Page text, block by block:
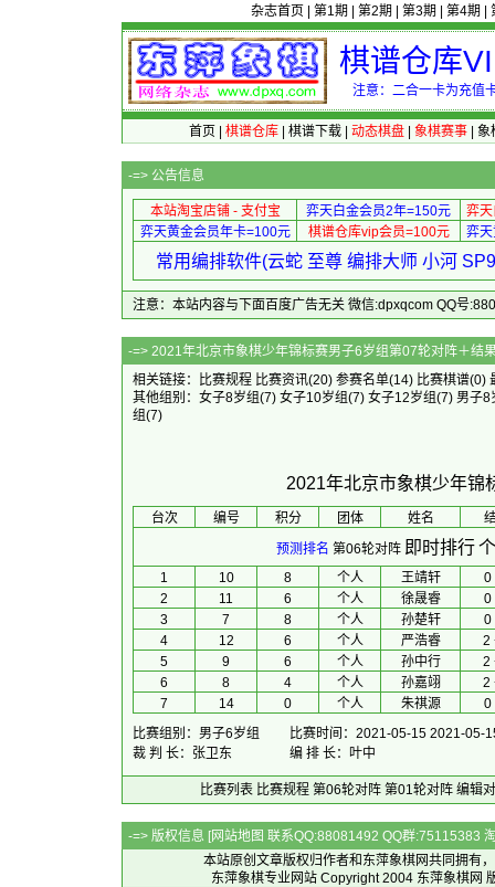
杂志首页 第1期 第2期 第3期 第4期
棋谱仓库
注意：二合一卡为充值
首页 棋谱仓库| 棋谱下载| 动态棋盘| 象棋赛事| 象
-=> 公告信息
本站淘宝店铺 - 支付宝 弈天白金会员2年=150元
弈
弈天黄金会员年卡=100元
棋谱仓库vip会员=100元 弈
常用编排软件(云蛇 至尊 编排大师 小河
注意：本站内容与下面百度广告无关 微信:dpxqcom QQ号
-=> 2021年北京市象棋少年锦标赛男
相关链接：
比赛规程 比赛资讯(20) 参赛名单(14) 比赛棋谱(0)
其他组别： 女子8岁组(7) 女子10岁组(7) 女子12岁组(7) 男子8
组(7)
2021年北京市象棋少年锦
台次 编号 积分 团体 姓名
预测排名 第06轮对阵 即时排行
1 10 8 个人 王靖轩
0
2
11 6 个人 徐晟睿
0
3
7 8 个人 孙楚轩
0
4
12 6 个人 严浩睿
2
5
9 6 个人 孙中行
2
6
8 4 个人 孙嘉翊
2
7
14 0 个人 朱祺源
0
比赛组别：男子6岁组
比赛时间：2021-05-15 2021-05-
裁 判 长：张卫东
编 排 长：叶中
比赛列表 比赛规程 第06轮对阵 第01轮对阵 编辑
-=> 版权信息 [网站地图 联系QQ:88081492 QQ群:75115383
本站原创文章版权归作者和 东萍象棋网共同拥有
东萍象棋专业网站 Copyright 2004 东萍象棋网